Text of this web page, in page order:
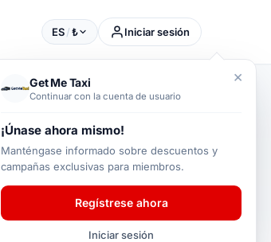
ES/₺ Iniciar sesión
250K+
CLIENTE FELIZ
×
Get Me Taxi
Continuar con la cuenta de usuario
¡Únase ahora mismo!
Manténgase informado sobre descuentos y
campañas exclusivas para miembros.
Regístrese ahora
Iniciar sesión